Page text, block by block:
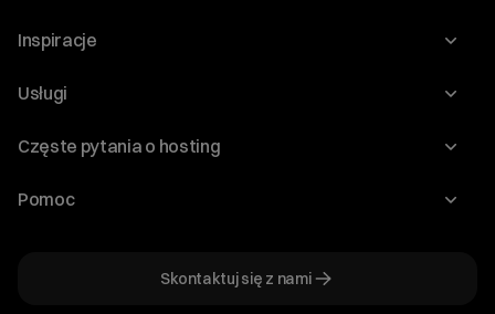
O nas
Program Korzyści dla Inwestorów
Regulaminy i specyfikacje
Inspiracje
Blog
WordPress
Audyt stron
Usługi
Domeny
Hosting dla WooCommerce
Częste pytania o hosting
Jak przenieść stronę?
Pomoc
Skontaktuj się z nami